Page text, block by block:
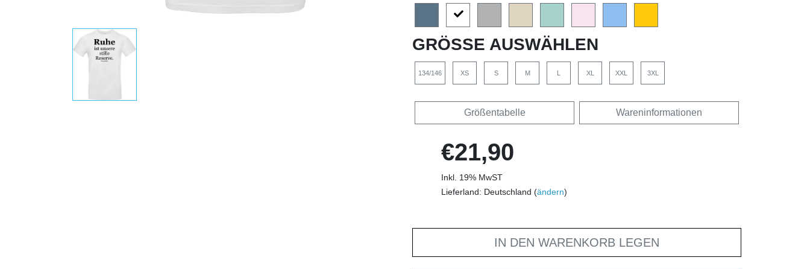
GRÖSSE AUSWÄHLEN
134/146 XS S M L XL XXL 3XL
Größentabelle Wareninformationen
€21,90
Inkl. 19% MwST
Lieferland: Deutschland (ändern)
IN DEN WARENKORB LEGEN